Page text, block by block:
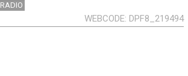
RADIO
WEBCODE DPF8_219494